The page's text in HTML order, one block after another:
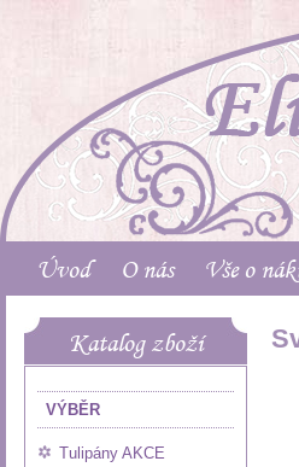
Úvod O nás Vše o
Katalog zboží
VÝBĚR
Tulipány AKCE